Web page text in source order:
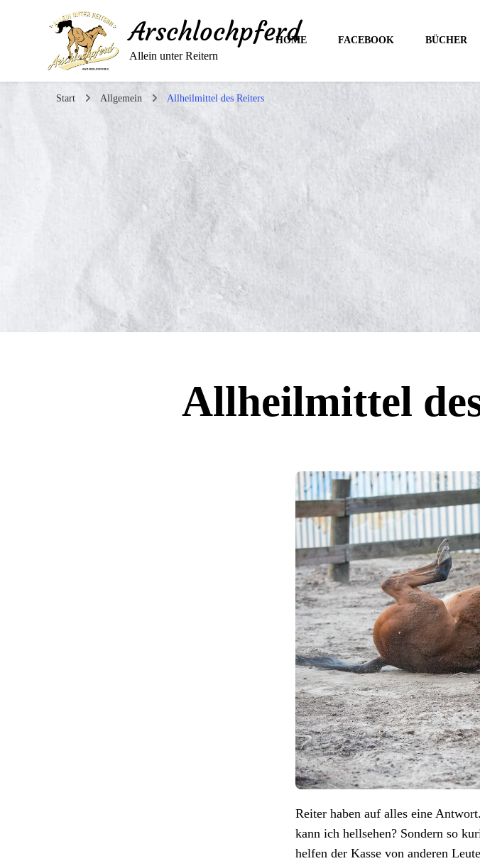
Arschlochpferd
Allein unter Reitern
HOME FACEBOOK BÜCHER
Start Allgemein Allheilmittel des Reiters
Allheilmittel
Reiter haben auf alles eine
kann ich hellsehen? Sondern so
helfen der Kasse von anderen